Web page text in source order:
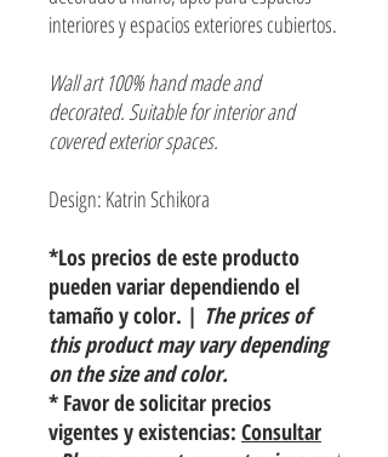
interiores y espacios exteriores cubiertos.
Wall art 100% hand made and
decorated. Suitable for interior and
covered exterior spaces.
Design: Katrin Schikora
*Los precios de este producto
pueden variar dependiendo el
tamaño y color. | The prices of
this product may vary depending
on the size and color.
* Favor de solicitar precios
vigentes y existencias: Consultar